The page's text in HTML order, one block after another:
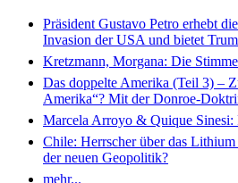
Präsident Gustavo Petro erhebt
Invasion der USA und bietet
Kretzmann, Morgana: Die
Das doppelte Amerika (Teil 3) –
Amerika“? Mit der Donroe-
Marcela Arroyo & Quique Sinesi:
Chile: Herrscher über das
der neuen Geopolitik?
mehr...